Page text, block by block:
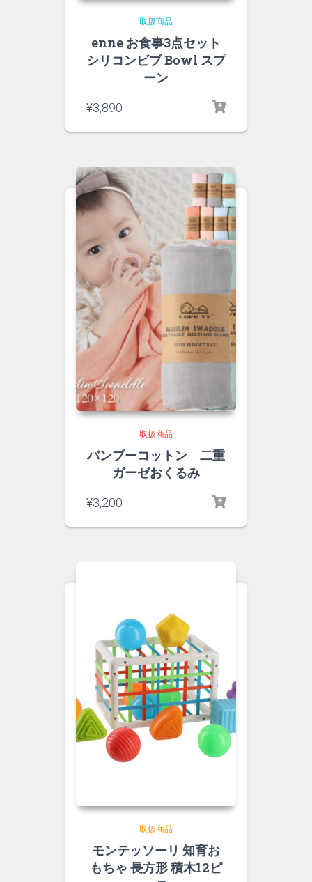
取扱商品
enne お食事3点セット
シリコンビブ Bowl スプ
ーン
¥3,890
取扱商品
バンブーコットン 二重
ガーゼおくるみ
¥3,200
取扱商品
モンテッソーリ 知育お
もちゃ 長方形 積木12ピ